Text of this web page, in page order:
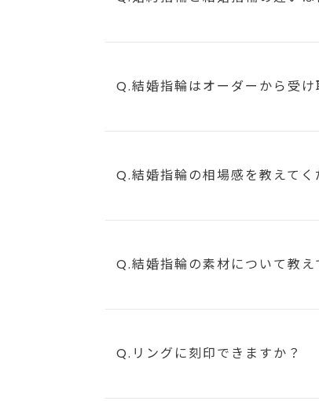
Q.結婚指輪はオーダーから受け
Q.結婚指輪の相場感を教えてく
Q.結婚指輪の素材について教え
Q.リングに刻印できますか？